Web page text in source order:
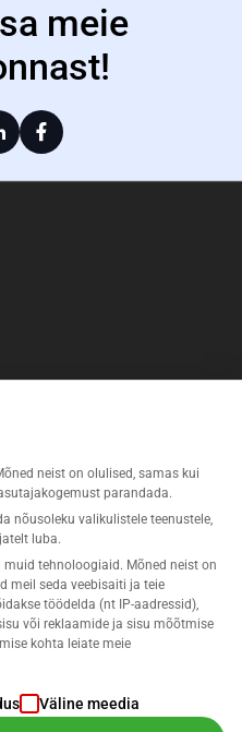
meie
neist on olulised, samas kui
parandada.
nõusoleku valikulistele teenustele,
luba.
tehnoloogiaid. Mõned neist on
meil seda veebisaiti ja teie
töödelda (nt IP-aadressid),
või reklaamide ja sisu mõõtmise
kohta leiate meie
Väline meedia